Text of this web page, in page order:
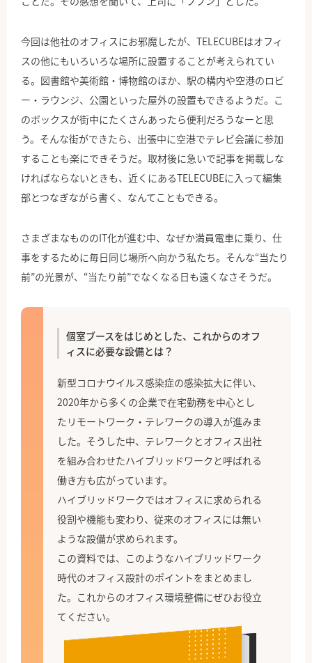
今回は他社のオフィスにお邪魔したが、TELECUBEはオフィ
スの他にもいろいろな場所に設置することが考えられてい
る。図書館や美術館・博物館のほか、駅の構内や空港のロビ
ー・ラウンジ、公園といった屋外の設置もできるようだ。こ
のボックスが街中にたくさんあったら便利だろうなーと思
う。そんな街ができたら、出張中に空港でテレビ会議に参加
することも楽にできそうだ。取材後に急いで記事を掲載しな
ければならないときも、近くにあるTELECUBEに入って編集
部とつなぎながら書く、なんてこともできる。
さまざまなもののIT化が進む中、なぜか満員電車に乗り、仕
事をするために毎日同じ場所へ向かう私たち。そんな“当たり
前”の光景が、“当たり前”でなくなる日も遠くなさそうだ。
個室ブースをはじめとした、これからのオフ
ィスに必要な設備とは？
新型コロナウイルス感染症の感染拡大に伴い、
2020年から多くの企業で在宅勤務を中心とし
たリモートワーク・テレワークの導入が進みま
した。そうした中、テレワークとオフィス出社
を組み合わせたハイブリッドワークと呼ばれる
働き方も広がっています。
ハイブリッドワークではオフィスに求められる
役割や機能も変わり、従来のオフィスには無い
ような設備が求められます。
この資料では、このようなハイブリッドワーク
時代のオフィス設計のポイントをまとめまし
た。これからのオフィス環境整備にぜひお役立
てください。